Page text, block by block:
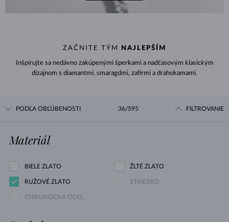
ZAČNITE TÝM NAJLEPŠÍM
Inšpirujte sa nedávno zakúpenými šperkami a nadčasovým klasickým
dizajnom s diamantmi, smaragdmi, zafírmi a drahokamami.
PODĽA OBĽÚBENOSTI 36/595 FILTROVANIE
Materiál
BIELE ZLATO ŽLTÉ ZLATO
RUŽOVÉ ZLATO STRIEBRO
CHIRURGICKÁ OCEĽ